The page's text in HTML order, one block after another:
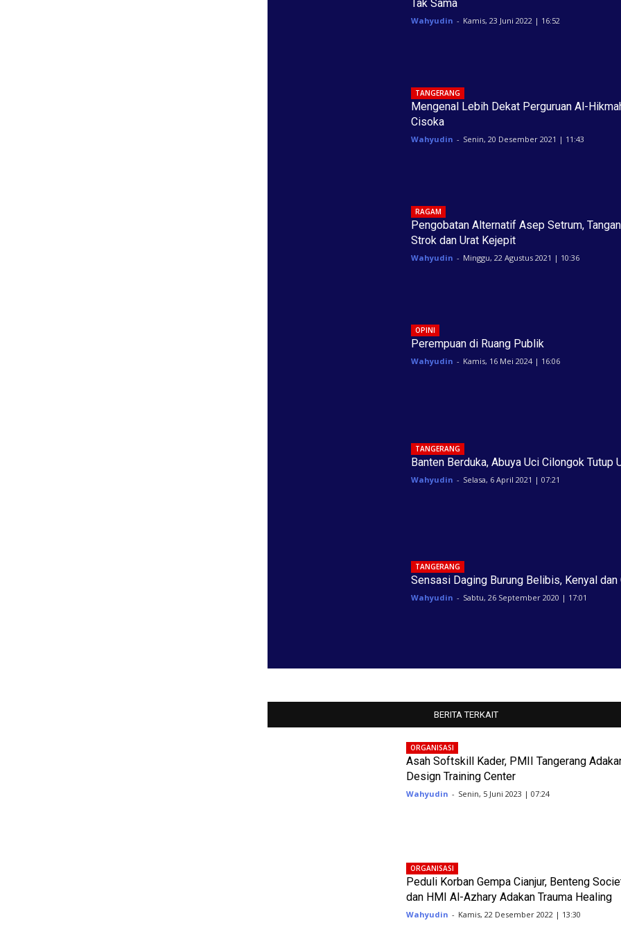
Tak Sama
Wahyudin - Kamis, 23 Juni 2022 | 16:52
TANGERANG
Mengenal Lebih Dekat Perguruan Al-
Cisoka
Wahyudin - Senin, 20 Desember 2021 | 11:43
RAGAM
Pengobatan Alternatif Asep Setrum,
Strok dan Urat Kejepit
Wahyudin - Minggu, 22 Agustus 2021 | 10:36
OPINI
Perempuan di Ruang Publik
Wahyudin - Kamis, 16 Mei 2024 | 16:06
TANGERANG
Banten Berduka, Abuya Uci Cilongok Tutup
Wahyudin - Selasa, 6 April 2021 | 07:21
TANGERANG
Sensasi Daging Burung Belibis, Kenyal dan
Wahyudin - Sabtu, 26 September 2020 | 17:01
BERITA TERKAIT
ORGANISASI
Asah Softskill Kader, PMII Tangerang
Design Training Center
Wahyudin - Senin, 5 Juni 2023 | 07:24
ORGANISASI
Peduli Korban Gempa Cianjur, Benteng
dan HMI Al-Azhary Adakan Trauma Healing
Wahyudin - Kamis, 22 Desember 2022 | 13:30